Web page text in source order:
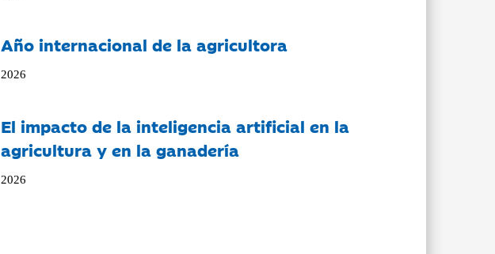
Año internacional de la agricultora
2026
El impacto de la inteligencia artificial en la
agricultura y en la ganadería
2026